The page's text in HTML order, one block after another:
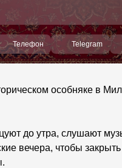
Телефон Telegram
особняке в
до утра, слушают
вечера, чтобы